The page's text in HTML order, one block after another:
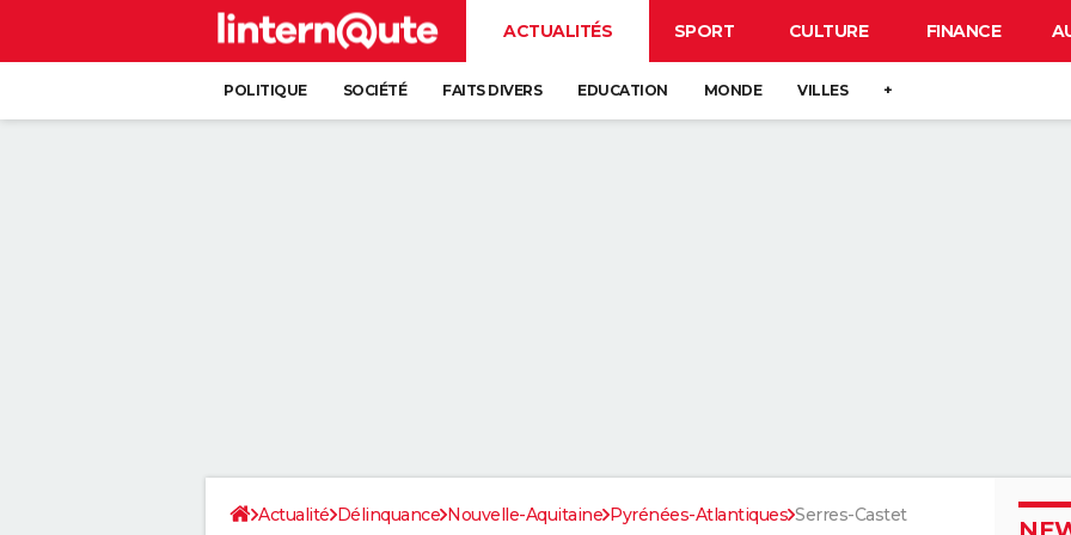
ACTUALITÉS SPORT CULTURE FINANCE
POLITIQUE SOCIÉTÉ FAITS DIVERS EDUCATION MONDE VILLES +
Actualité Délinquance Nouvelle-Aquitaine Pyrénées-Atlantiques Serres-Castet